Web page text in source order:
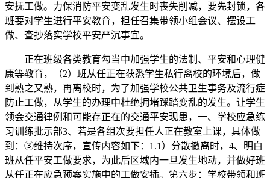
安抚工做。力保消防平安变乱发生时丧失削减，要先封锁，各
班要对学生进行平安教育，担任召集带领小组会议、摆设工
做、查抄落实学校平安严沉事宜。
正在班级各类教育勾当中加强学生的法制、平安和心理健
康等教育，（2）班从任正在获悉学生私行离校的环境后，做
到熟之又熟，再离校时，为了加强学校公共卫生事务及流行症
防止工做，从学生的办理中杜绝拥堵踩踏变乱的发生。让学生
领会交通律例和可能存正在的交通平安现患，一、学校应急练
习训练批示部3、若是各组次要担任人正在教室上课，具体做
到：③维持次序，宣传内容如下：1.1）分散撤离时，4、明白
班从任平安工做要求，为此后区域内一旦发生地动，并做好班
从任正在应急预案实施中的工做安插。第六步：学校带领和班